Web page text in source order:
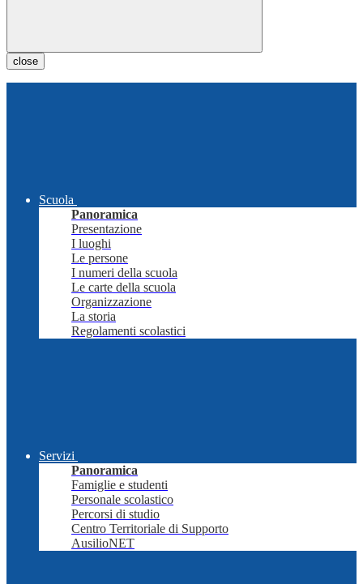
close
Scuola
Panoramica
Presentazione
I luoghi
Le persone
I numeri della scuola
Le carte della scuola
Organizzazione
La storia
Regolamenti scolastici
Servizi
Panoramica
Famiglie e studenti
Personale scolastico
Percorsi di studio
Centro Territoriale di Supporto
AusilioNET